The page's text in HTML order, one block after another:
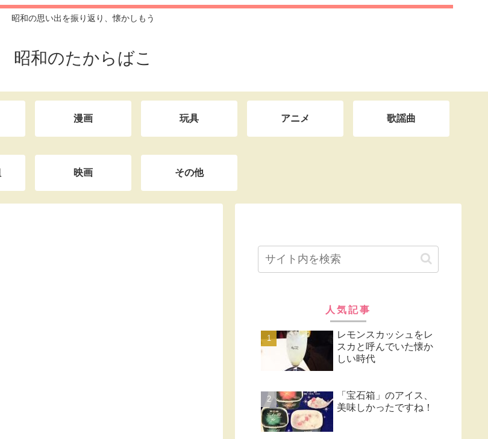
昭和の思い出を振り返り、懐かしもう
昭和のたからばこ
漫画 玩具 アニメ 歌謡曲
映画 その他
人気記事
レモンスカッシュをレ
スカと呼んでいた懐か
しい時代
「宝石箱」のアイス、
美味しかったですね！